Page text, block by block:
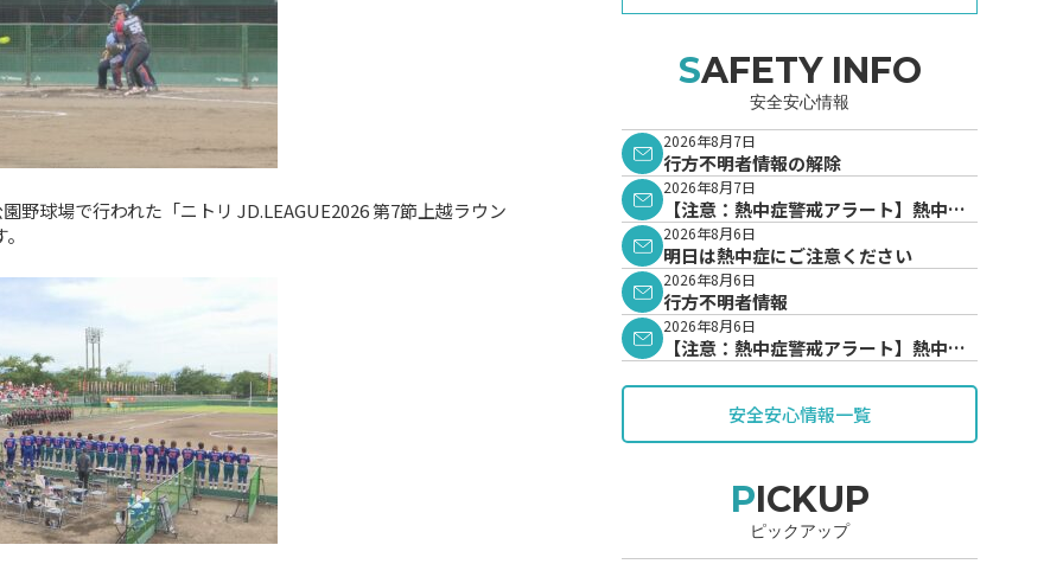
野球場で行われた「ニトリ JD.LEAGUE2026 第7節上越ラウン
SAFETY INFO
安全安心情報
2026年8月7日
行方不明者情報の解除
2026年8月7日
【注意：熱中症警戒アラート】熱中症
警戒アラートが発表されています。
2026年8月6日
明日は熱中症にご注意ください
2026年8月6日
行方不明者情報
2026年8月6日
【注意：熱中症警戒アラート】熱中症
安全安心情報一覧
PICKUP
ピックアップ